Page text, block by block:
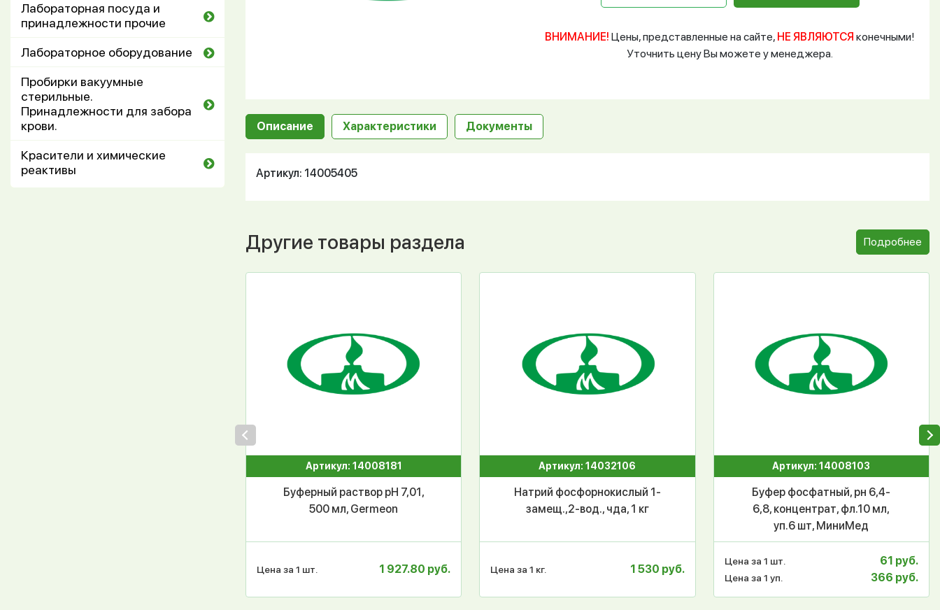
Лабораторная посуда и
принадлежности прочие
Лабораторное оборудование
Пробирки вакуумные
стерильные.
Принадлежности для забора
крови.
Красители и химические
реактивы
ВНИМАНИЕ! Цены, представленные на сайте, НЕ ЯВЛЯЮТСЯ конечными!
Уточнить цену Вы можете у менеджера.
Описание Характеристики Документы
Артикул: 14005405
Другие товары раздела Подробнее
Артикул: 14008181
Буферный раствор pH 7,01,
500 мл, Germeon
Цена за 1 шт. 1 927.80 руб.
Артикул: 14032106
Натрий фосфорнокислый 1-
замещ.,2-вод., чда, 1 кг
Цена за 1 кг. 1 530 руб.
Артикул: 14008103
Буфер фосфатный, рн 6,4-
6,8, концентрат, фл.10 мл,
уп.6 шт, МиниМед
Цена за 1 шт. 61 руб.
Цена за 1 уп. 366 руб.